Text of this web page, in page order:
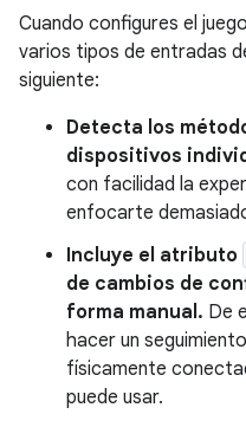
Cuando configures el
varios tipos de entradas
siguiente:
Detecta los
dispositivos
con facilidad la
enfocarte
Incluye el atributo
de cambios de
forma manual. De
hacer un
físicamente
puede usar.